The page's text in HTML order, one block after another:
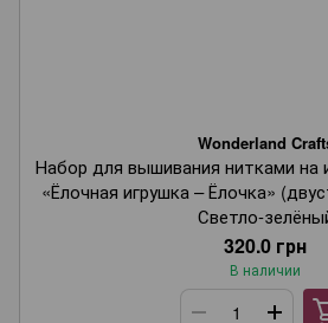
Wonderland
Набор для вышивания нитками на
«Ёлочная игрушка – Ёлочка»
Светло-
320.0 грн
В наличии